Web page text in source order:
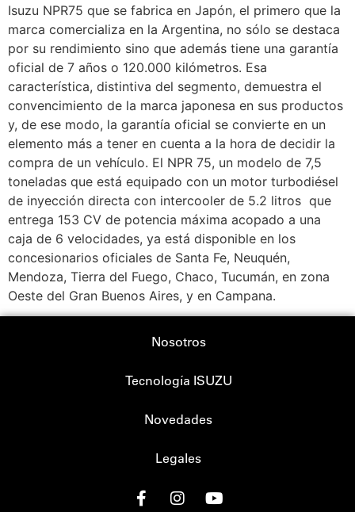
Isuzu NPR75 que se fabrica en Japón, el primero que la
marca comercializa en la Argentina, no sólo se destaca
por su rendimiento sino que además tiene una garantía
oficial de 7 años o 120.000 kilómetros. Esa
característica, distintiva del segmento, demuestra el
convencimiento de la marca japonesa en sus productos
y, de ese modo, la garantía oficial se convierte en un
elemento más a tener en cuenta a la hora de decidir la
compra de un vehículo. El NPR 75, un modelo de 7,5
toneladas que está equipado con un motor turbodiésel
de inyección directa con intercooler de 5.2 litros que
entrega 153 CV de potencia máxima acopado a una
caja de 6 velocidades, ya está disponible en los
concesionarios oficiales de Santa Fe, Neuquén,
Mendoza, Tierra del Fuego, Chaco, Tucumán, en zona
Oeste del Gran Buenos Aires, y en Campana.
Nosotros
Tecnología ISUZU
Novedades
Legales